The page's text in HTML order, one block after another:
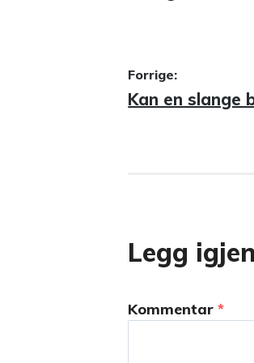
Forrige:
Forrige
Kan en slange
Legg
Kommentar*